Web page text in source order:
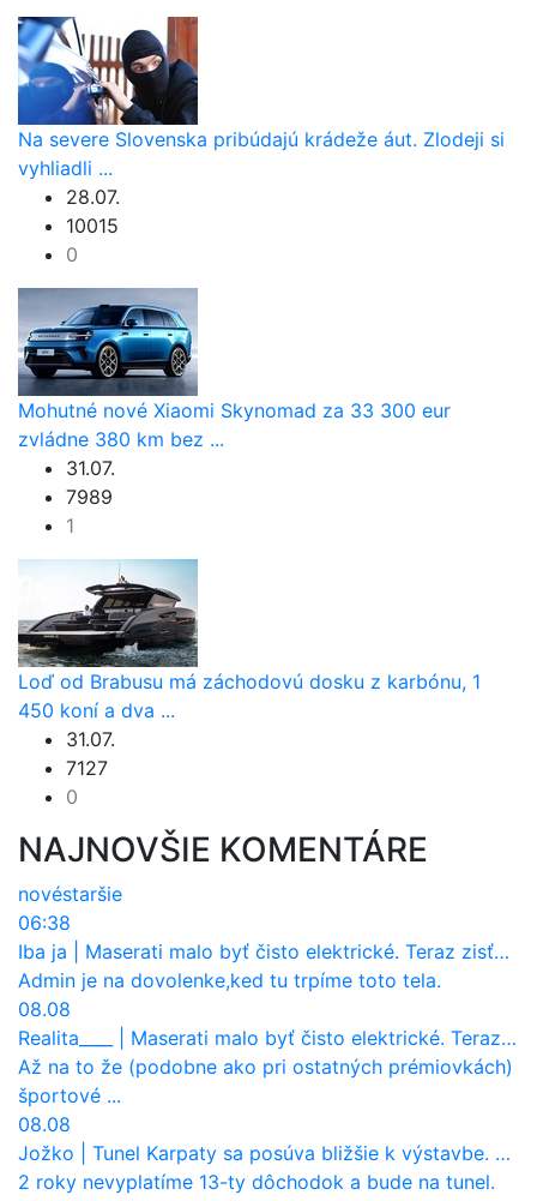
Na severe Slovenska pribúdajú krádeže áut. Zlodeji si
vyhliadli ...
28.07.
10015
0
Mohutné nové Xiaomi Skynomad za 33 300 eur
zvládne 380 km bez ...
31.07.
7989
1
Loď od Brabusu má záchodovú dosku z karbónu, 1
450 koní a dva ...
31.07.
7127
0
NAJNOVŠIE KOMENTÁRE
novéstaršie
06:38
Iba ja
Maserati malo byť čisto elektrické. Teraz zisťuje, že potrebuje nový osemvalcový motor
Admin je na dovolenke,ked tu trpíme toto tela.
08.08
Realita____
Maserati malo byť čisto elektrické. Teraz zisťuje, že potrebuje nový osemvalcový motor
Až na to že (podobne ako pri ostatných prémiovkách)
športové ...
08.08
Jožko
Tunel Karpaty sa posúva bližšie k výstavbe. NDS urobila dôležitý krok
2 roky nevyplatíme 13-ty dôchodok a bude na tunel.